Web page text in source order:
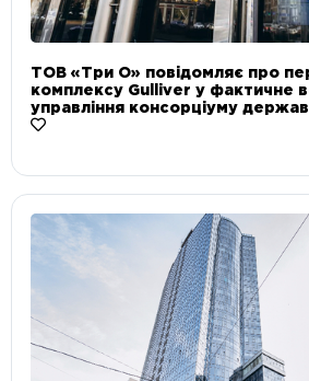
ТОВ «Три О» повідомляє про
комплексу Gulliver у фактичне
управління консорціуму